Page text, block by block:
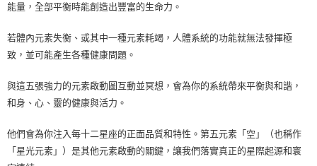
能量，全部平衡時能創造出豐富的生命力。
若體內元素失衡、或其中一種元素耗竭，人體系統的功能就無法發揮極
致，並可能產生各種健康問題。
與這五張強力的元素啟動圖互動並冥想，會為你的系統帶來平衡與和諧，
和身、心、靈的健康與活力。
他們會為你注入每十二星座的正面品質和特性。第五元素「空」（也稱作
「星光元素」）是其他元素啟動的關鍵，讓我們落實真正的星際起源和寰